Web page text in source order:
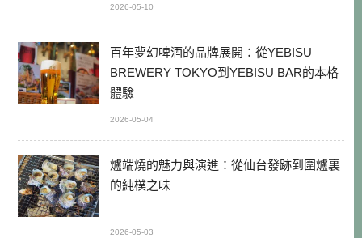
2026-05-10
百年夢幻啤酒的品牌展開：從YEBISU
BREWERY TOKYO到YEBISU BAR的本格
體驗
2026-05-04
爐端燒的魅力與演進：從仙台發跡到圍爐裏
的純樸之味
2026-05-03